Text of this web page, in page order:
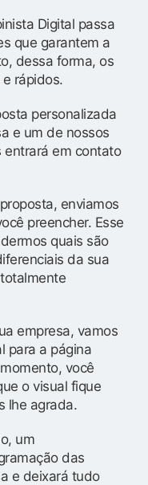
Digital passa
que garantem a
dessa forma, os
rápidos.
personalizada
e um de nossos
entrará em contato
enviamos
preencher. Esse
quais são
da sua
empresa, vamos
para a página
você
o visual fique
lhe agrada.
um
das
e deixará tudo